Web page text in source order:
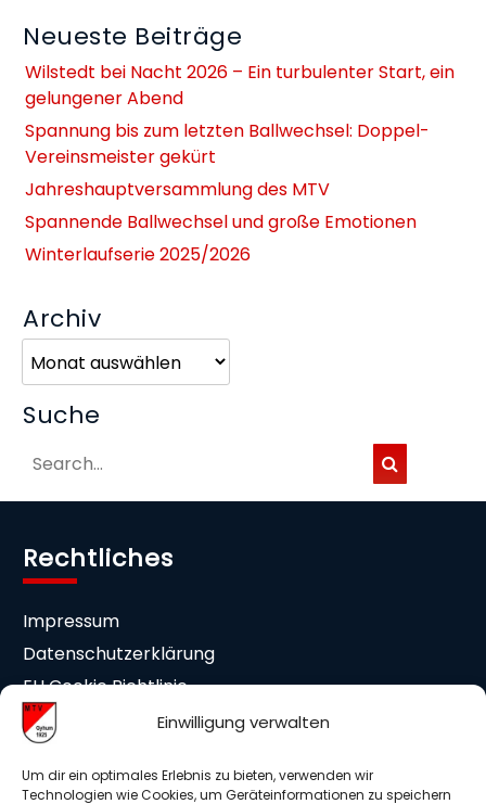
Einwilligung verwalten
Um dir ein optimales Erlebnis zu bieten, verwenden wir
Technologien wie Cookies, um Geräteinformationen zu speichern
Neueste Beiträge
Wilstedt bei Nacht 2026 – Ein turbulenter Start, ein
gelungener Abend
Spannung bis zum letzten Ballwechsel: Doppel-
Vereinsmeister gekürt
Jahreshauptversammlung des MTV
Spannende Ballwechsel und große Emotionen
Winterlaufserie 2025/2026
Archiv
Suche
Rechtliches
Impressum
Datenschutzerklärung
EU Cookie Richtlinie
Cookie-Einstellungen
Mitgliedschaft